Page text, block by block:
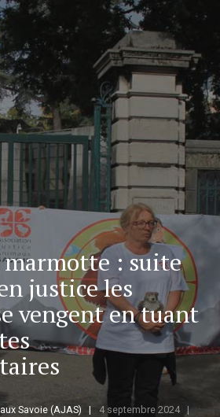
marmotte : suite
justice les
vengent en tuant
Savoie (AJAS)
4 septembre 2024